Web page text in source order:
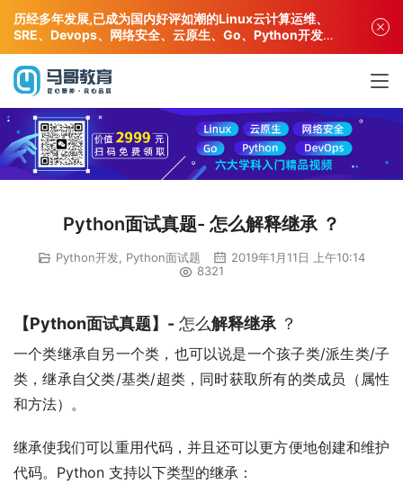
Python面试真题- 怎么解释继承 ？
Python开发 Python面试题
2019年1月11日 上午10:14
8321
【Python面试真题】- 怎么解释继承 ？
一个类继承自另一个类，也可以说是一个孩子类/派生类/子
类，继承自父类/基类/超类，同时获取所有的类成员（属性
和方法）。
继承使我们可以重用代码，并且还可以更方便地创建和维护
代码。Python 支持以下类型的继承：
历经多年发展,已成为国内好评如潮的Linux云计算运维、
SRE、Devops、网络安全、云原生、Go、Python开发专
业人才培训机构!